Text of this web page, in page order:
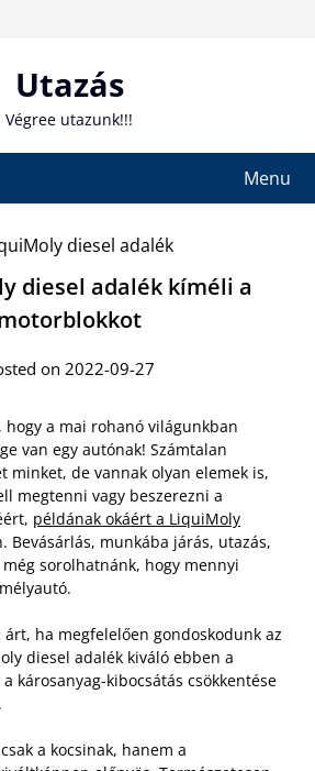
Utazás
Végree utazunk!!!
Menu
diesel adalék kíméli a
on 2022-09-27
hogy a mai rohanó világunkban
van egy autónak! Számtalan
minket, de vannak olyan elemek is,
megtenni vagy beszerezni a
példának okáért a LiquiMoly
Bevásárlás, munkába járás, utazás,
sorolhatnánk, hogy mennyi
árt, ha megfelelően gondoskodunk az
diesel adalék kiváló ebben a
károsanyag-kibocsátás csökkentése
a kocsinak, hanem a